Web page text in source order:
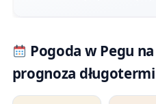
Pogoda w Pegu
prognoza